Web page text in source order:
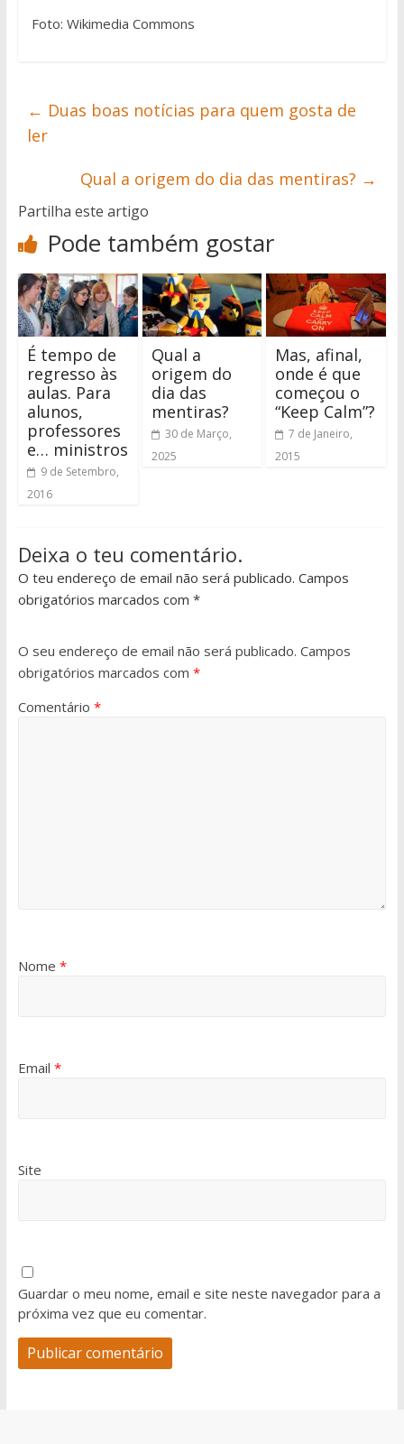
Foto: Wikimedia Commons
← Duas boas notícias para quem gosta de
ler
Qual a origem do dia das mentiras? →
Partilha este artigo
Pode também gostar
É tempo de
regresso às
aulas. Para
alunos,
professores
e… ministros
9 de Setembro,
2016
Qual a
origem do
dia das
mentiras?
30 de Março,
2025
Mas, afinal,
onde é que
começou o
“Keep Calm”?
7 de Janeiro,
2015
Deixa o teu comentário.
O teu endereço de email não será publicado. Campos
obrigatórios marcados com *
O seu endereço de email não será publicado. Campos
obrigatórios marcados com *
Comentário *
Nome *
Email *
Site
Guardar o meu nome, email e site neste navegador para a
próxima vez que eu comentar.